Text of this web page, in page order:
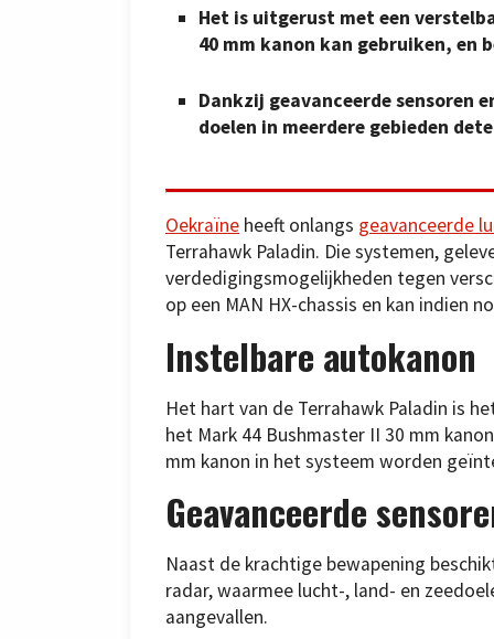
Het is uitgerust met een
40 mm kanon kan gebruiken, en
Dankzij geavanceerde sensoren
doelen in meerdere gebieden
Oekraïne heeft onlangs geavanceerde
Terrahawk Paladin. Die systemen,
verdedigingsmogelijkheden tegen
op een MAN HX-chassis en kan indien
Instelbare autokanon
Het hart van de Terrahawk Paladin is
het Mark 44 Bushmaster II 30 mm
mm kanon in het systeem worden
Geavanceerde
Naast de krachtige bewapening
radar, waarmee lucht-, land- en
aangevallen.